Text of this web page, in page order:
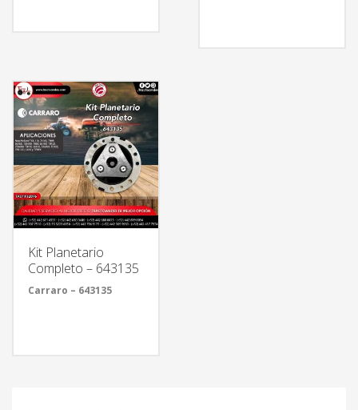
Kit Planetario
Completo – 643135
Carraro – 643135